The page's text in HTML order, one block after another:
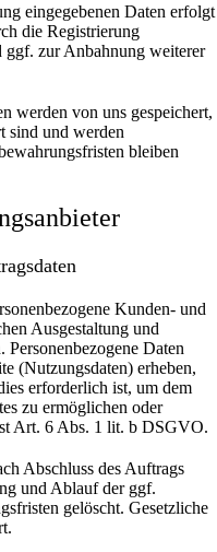
eingegebenen Daten erfolgt
die Registrierung
ggf. zur Anbahnung weiterer
werden von uns gespeichert,
sind und werden
bleiben
Kunden- und
Ausgestaltung und
Personenbezogene Daten
(Nutzungsdaten) erheben,
erforderlich ist, um dem
zu ermöglichen oder
Art. 6 Abs. 1 lit. b DSGVO.
Abschluss des Auftrags
und Ablauf der ggf.
gelöscht. Gesetzliche